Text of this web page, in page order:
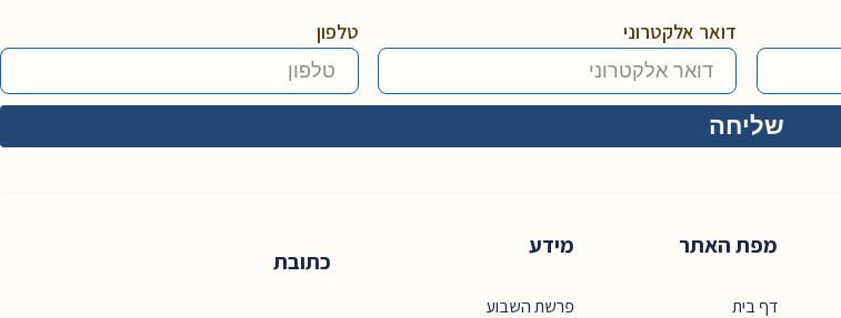
דואר אלקטרוני טלפון
כתובת
מפת האתר
דף בית
מידע
פרשת השבוע